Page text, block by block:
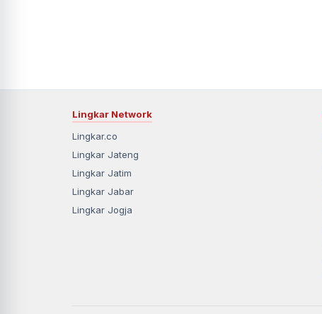
Lingkar Network
Lingkar.co
Lingkar Jateng
Lingkar Jatim
Lingkar Jabar
Lingkar Jogja